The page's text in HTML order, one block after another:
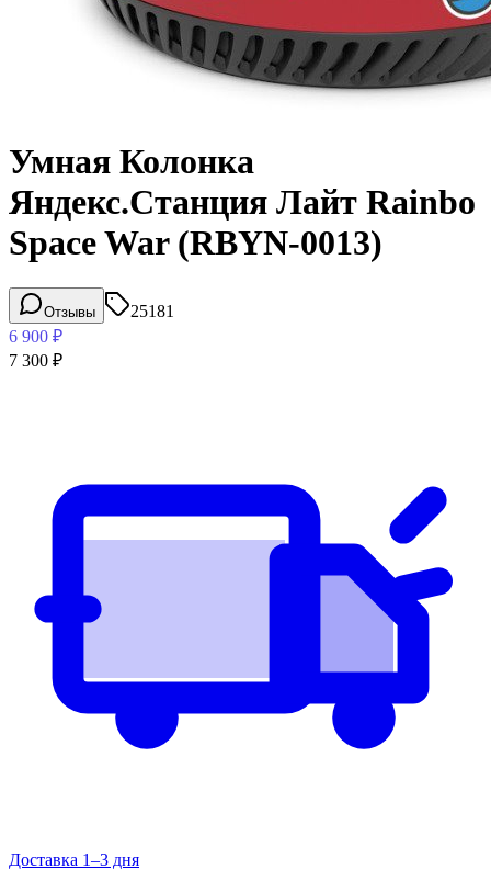
Умная Колонка
Яндекс.Станция Лайт Rainbo
Space War (RBYN-0013)
Отзывы
25181
6 900 ₽
7 300 ₽
Доставка 1–3 дня